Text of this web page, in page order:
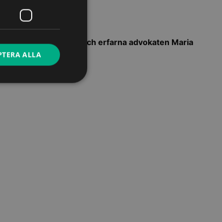
den inspirerande och erfarna advokaten Maria
ALLA